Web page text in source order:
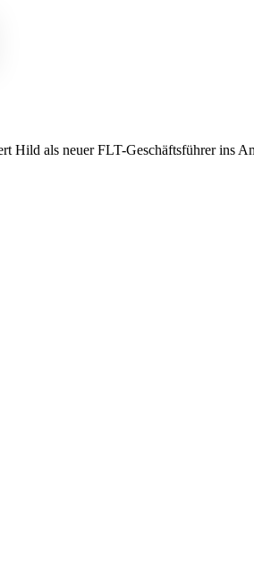
als neuer FLT-Geschäftsführer ins